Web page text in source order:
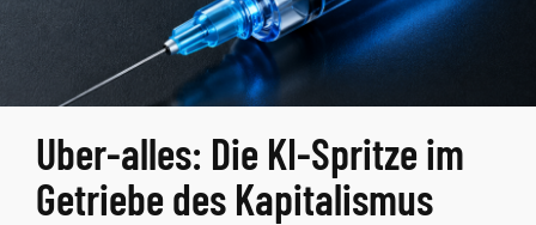
Uber-alles: Die KI-Spritze im
Getriebe des Kapitalismus